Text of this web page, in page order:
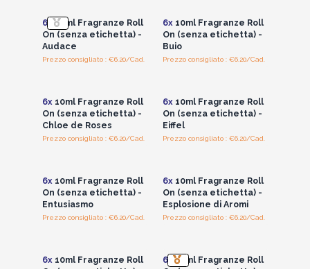
6x 10ml Fragranze Roll
On (senza etichetta) -
Audace
Prezzo consigliato : €6.20/Cad.
6x10ml Fragranze Roll
On (senza etichetta) -
Buio
Prezzo consigliato : €6.20/Cad.
6x10ml Fragranze Roll
On (senza etichetta) -
Chloe de Roses
Prezzo consigliato : €6.20/Cad.
6x10ml Fragranze Roll
On (senza etichetta) -
Eiffel
Prezzo consigliato : €6.20/Cad.
6x10ml Fragranze Roll
On (senza etichetta) -
Entusiasmo
Prezzo consigliato : €6.20/Cad.
6x10ml Fragranze Roll
On (senza etichetta) -
Esplosione di Aromi
Prezzo consigliato : €6.20/Cad.
6x10ml Fragranze Roll
6x 10ml Fragranze Roll